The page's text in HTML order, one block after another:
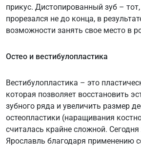
прикус. Дистопированный зуб –
прорезался не до конца, в
возможности занять свое место в
Остео и вестибулопластика
Вестибулопластика – это
которая позволяет восстановить
зубного ряда и увеличить размер
остеопластики (наращивания
считалась крайне сложной.
Ярославль благодаря применению